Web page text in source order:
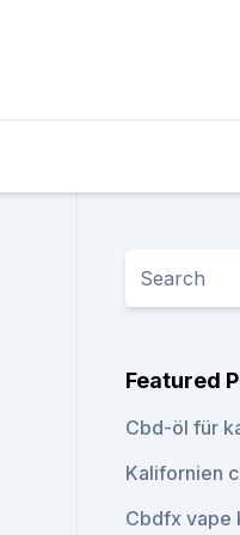
Featured
Cbd-öl für
Kalifornien
Cbdfx vape